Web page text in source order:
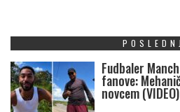
Fudbaler
fanove:
novcem (VIDEO)